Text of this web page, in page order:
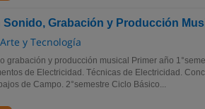
Sonido, Grabación y Producción
y Tecnología
grabación y producción musical Primer año
de Electricidad. Técnicas de Electricidad.
de Campo. 2°semestre Ciclo Básico...